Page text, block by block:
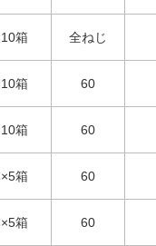
箱 全ねじ
箱 60
箱 60
箱 60
箱 60